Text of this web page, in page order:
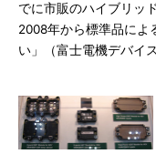
でに市販のハイブリッ
2008年から標準品によ
い」（富士電機デバイ